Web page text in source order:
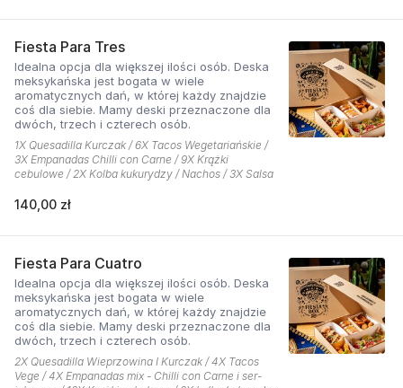
Fiesta Para Tres
Idealna opcja dla większej ilości osób. Deska
meksykańska jest bogata w wiele
aromatycznych dań, w której każdy znajdzie
coś dla siebie. Mamy deski przeznaczone dla
dwóch, trzech i czterech osób.
1X Quesadilla Kurczak / 6X Tacos Wegetariańskie /
3X Empanadas Chilli con Carne / 9X Krążki
cebulowe / 2X Kolba kukurydzy / Nachos / 3X Salsa
140,00 zł
Fiesta Para Cuatro
Idealna opcja dla większej ilości osób. Deska
meksykańska jest bogata w wiele
aromatycznych dań, w której każdy znajdzie
coś dla siebie. Mamy deski przeznaczone dla
dwóch, trzech i czterech osób.
2X Quesadilla Wieprzowina I Kurczak / 4X Tacos
Vege / 4X Empanadas mix - Chilli con Carne i ser-